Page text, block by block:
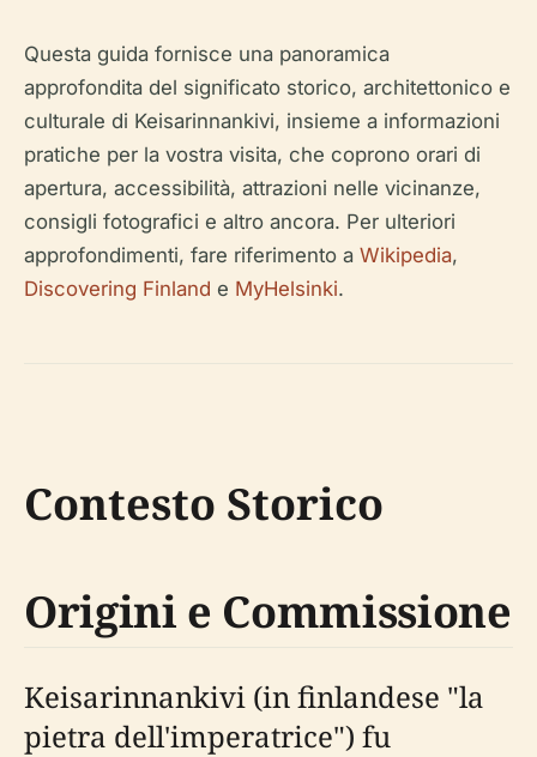
Questa guida fornisce una panoramica
approfondita del significato storico, architettonico e
culturale di Keisarinnankivi, insieme a informazioni
pratiche per la vostra visita, che coprono orari di
apertura, accessibilità, attrazioni nelle vicinanze,
consigli fotografici e altro ancora. Per ulteriori
approfondimenti, fare riferimento a Wikipedia,
Discovering Finland e MyHelsinki.
Contesto Storico
Origini e Commissione
Keisarinnankivi (in finlandese "la
pietra dell'imperatrice") fu